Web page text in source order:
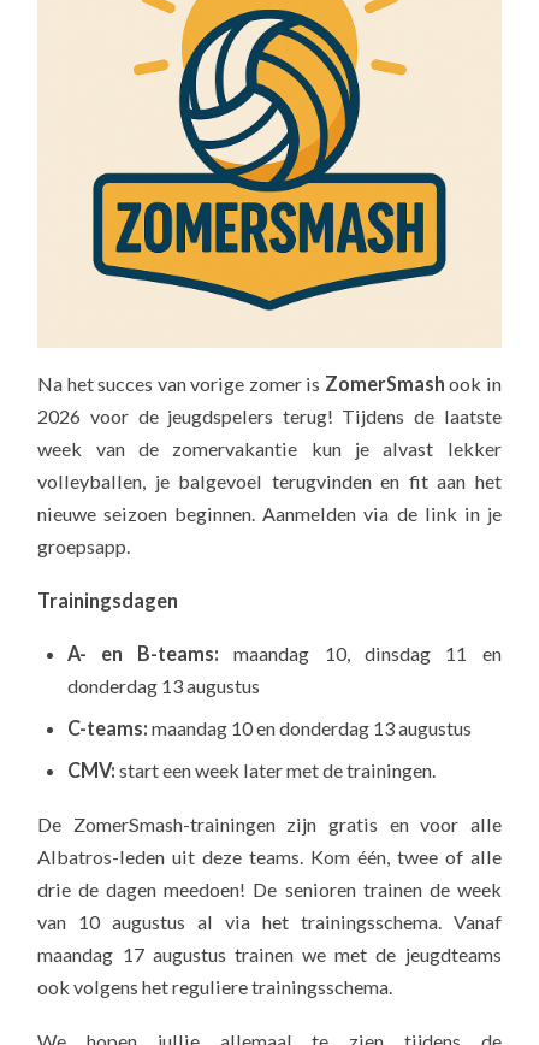
Na het succes van vorige zomer is ZomerSmash ook in
2026 voor de jeugdspelers terug! Tijdens de laatste
week van de zomervakantie kun je alvast lekker
volleyballen, je balgevoel terugvinden en fit aan het
nieuwe seizoen beginnen. Aanmelden via de link in je
groepsapp.
Trainingsdagen
A- en B-teams: maandag 10, dinsdag 11 en
donderdag 13 augustus
C-teams: maandag 10 en donderdag 13 augustus
CMV: start een week later met de trainingen.
De ZomerSmash-trainingen zijn gratis en voor alle
Albatros-leden uit deze teams. Kom één, twee of alle
drie de dagen meedoen! De senioren trainen de week
van 10 augustus al via het trainingsschema. Vanaf
maandag 17 augustus trainen we met de jeugdteams
ook volgens het reguliere trainingsschema.